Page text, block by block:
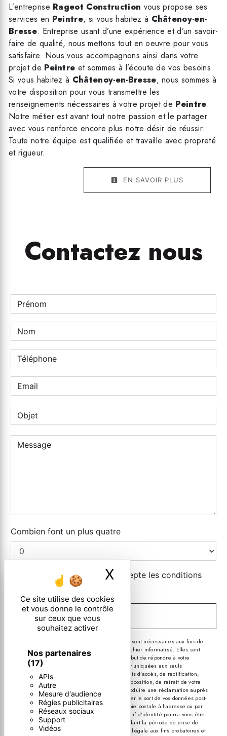
Ce site utilise des cookies
et vous donne le contrôle
sur ceux que vous
souhaitez activer
Nos partenaires
(17)
APIs
Autre
Mesure d'audience
Régies publicitaires
Réseaux sociaux
Support
Vidéos
X Masquer le
L’entreprise Rageot Construction vous propose ses
services en Peintre, si vous habitez à Châtenoy-en-
Bresse. Entreprise usant d’une expérience et d’un savoir-
faire de qualité, nous mettons tout en oeuvre pour vous
satisfaire. Nous vous accompagnons ainsi dans votre
projet de Peintre et sommes à l’écoute de vos besoins.
Si vous habitez à Châtenoy-en-Bresse, nous sommes à
votre disposition pour vous transmettre les
renseignements nécessaires à votre projet de Peintre.
Notre métier est avant tout notre passion et le partager
avec vous renforce encore plus notre désir de réussir.
Toute notre équipe est qualifiée et travaille avec propreté
et rigueur.
EN SAVOIR PLUS
Contactez nous
Combien font un plus quatre
En cochant cette case, j'accepte les conditions
particulières ci-dessous **
ENVOYER
** Les données personnelles communiquées sont nécessaires aux fins de
vous contacter et sont enregistrées dans un fichier informatisé. Elles sont
destinées à et ses sous-traitants dans le seul but de répondre à votre
message. Les données collectées seront communiquées aux seuls
destinataires suivants: . Vous disposez de droits d’accès, de rectification,
d’effacement, de portabilité, de limitation, d’opposition, de retrait de votre
consentement à tout moment et du droit d’introduire une réclamation auprès
d’une autorité de contrôle, ainsi que d’organiser le sort de vos données post-
mortem. Vous pouvez exercer ces droits par voie postale à l'adresse ou par
courrier électronique à l'adresse . Un justificatif d'identité pourra vous être
demandé. Nous conservons vos données pendant la période de prise de
contact puis pendant la durée de prescription légale aux fins probatoires et